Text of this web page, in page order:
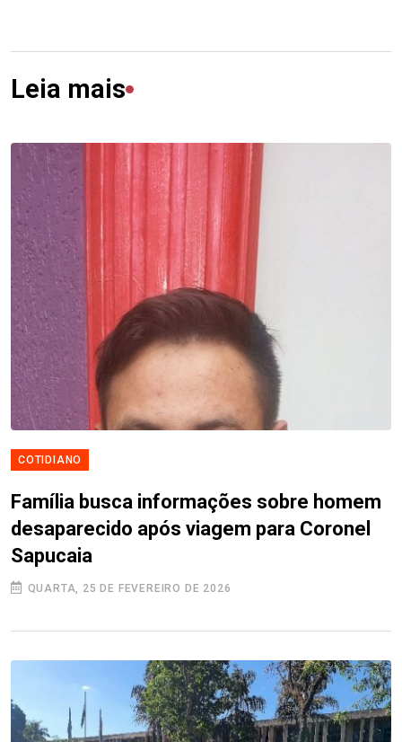
Leia mais
COTIDIANO
Família busca informações sobre homem
desaparecido após viagem para Coronel
Sapucaia
QUARTA, 25 DE FEVEREIRO DE 2026